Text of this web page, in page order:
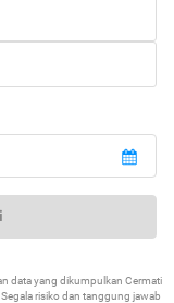
data yang dikumpulkan Cermati
risiko dan tanggung jawab